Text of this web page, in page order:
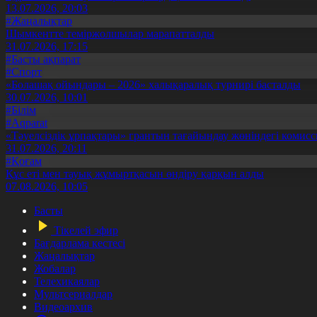
13.07.2026, 20:03
#Жаңалықтар
Шымкентте теміржолшылар марапатталды
31.07.2026, 17:15
#Басты ақпарат
#Спорт
«Болашақ ойындары – 2026» халықаралық турнирі басталды
30.07.2026, 10:01
#Білім
#Aqparat
«Тәуелсіздік ұрпақтары» грантын тағайындау жөніндегі
31.07.2026, 20:11
#Қоғам
Құс еті мен тауық жұмыртқасын өндіру қарқын алды
07.08.2026, 10:05
Басты
Тікелей эфир
Бағдарлама кестесі
Жаңалықтар
Жобалар
Телехикаялар
Мультсериалдар
Видеоархив